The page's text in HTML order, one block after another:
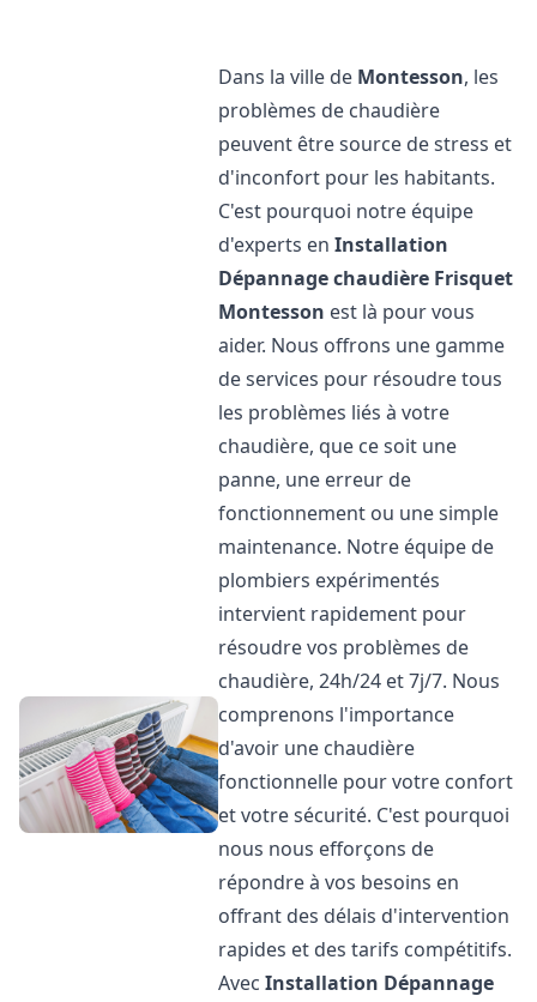
Dans la ville de Montesson, les
problèmes de chaudière
peuvent être source de stress et
d'inconfort pour les habitants.
C'est pourquoi notre équipe
d'experts enInstallation
Dépannage chaudière Frisquet
Montesson est là pour vous
aider. Nous offrons une gamme
de services pour résoudre tous
les problèmes liés à votre
chaudière, que ce soit une
panne, une erreur de
fonctionnement ou une simple
maintenance. Notre équipe de
plombiers expérimentés
intervient rapidement pour
résoudre vos problèmes de
chaudière, 24h/24 et 7j/7. Nous
comprenons l'importance
d'avoir une chaudière
fonctionnelle pour votre confort
et votre sécurité. C'est pourquoi
nous nous efforçons de
répondre à vos besoins en
offrant des délais d'intervention
rapides et des tarifs compétitifs.
AvecInstallation Dépannage